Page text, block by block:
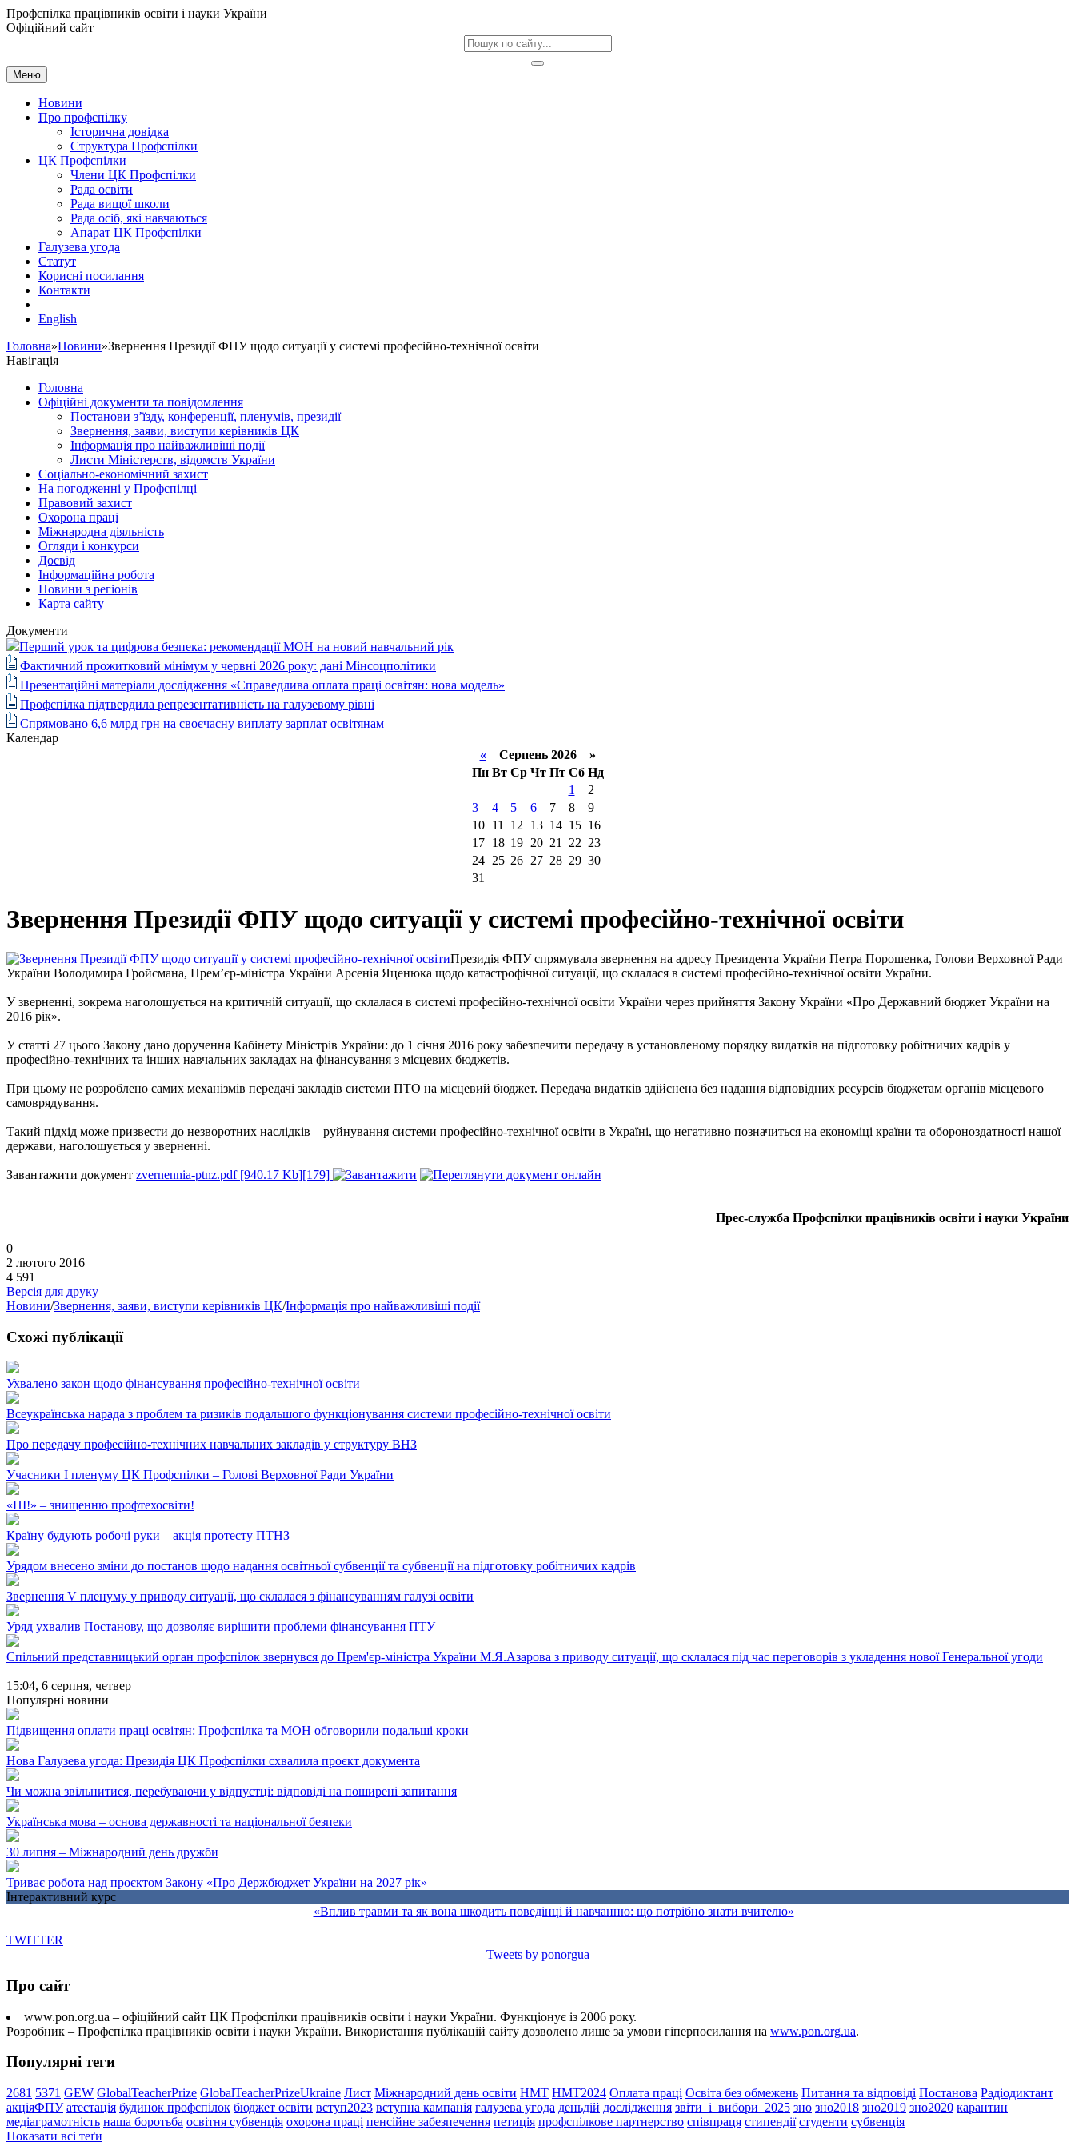
Профспілка працівників освіти і науки України
Офіційний сайт
Меню
Новини
Про профспілку
Історична довідка
Структура Профспілки
ЦК Профспілки
Члени ЦК Профспілки
Рада освіти
Рада вищої школи
Рада осіб, які навчаються
Апарат ЦК Профспілки
Галузева угода
Статут
Корисні посилання
Контакти
English
Головна»Новини»Звернення Президії ФПУ щодо ситуації у системі професійно-технічної освіти
Навігація
Головна
Офіційні документи та повідомлення
Постанови з’їзду, конференції, пленумів, президії
Звернення, заяви, виступи керівників ЦК
Інформація про найважливіші події
Листи Міністерств, відомств України
Соціально-економічний захист
На погодженні у Профспілці
Правовий захист
Охорона праці
Міжнародна діяльність
Огляди і конкурси
Досвід
Інформаційна робота
Новини з регіонів
Карта сайту
Документи
Перший урок та цифрова безпека: рекомендації МОН на новий навчальний рік
Фактичний прожитковий мінімум у червні 2026 року: дані Мінсоцполітики
Презентаційні матеріали дослідження «Справедлива оплата праці освітян: нова модель»
Профспілка підтвердила репрезентативність на галузевому рівні
Спрямовано 6,6 млрд грн на своєчасну виплату зарплат освітянам
Календар
«Серпень 2026 »
Пн Вт Ср Чт Пт Сб Нд
1
2
3
4 5 6 7 8
9
10
11 12 13 14 15 16
17
18 19 20 21 22 23
24
25 26 27 28 29 30
31
Звернення Президії ФПУ щодо ситуації у системі професійно-технічної освіти
Президія ФПУ спрямувала звернення на адресу Президента України Петра Порошенка, Голови Верховної Ради
України Володимира Гройсмана, Прем’єр-міністра України Арсенія Яценюка щодо катастрофічної ситуації, що склалася в системі професійно-технічної освіти України.
У зверненні, зокрема наголошується на критичній ситуації, що склалася в системі професійно-технічної освіти України через прийняття Закону України «Про Державний бюджет України на
2016 рік».
У статті 27 цього Закону дано доручення Кабінету Міністрів України: до 1 січня 2016 року забезпечити передачу в установленому порядку видатків на підготовку робітничих кадрів у
професійно-технічних та інших навчальних закладах на фінансування з місцевих бюджетів.
При цьому не розроблено самих механізмів передачі закладів системи ПТО на місцевий бюджет. Передача видатків здійснена без надання відповідних ресурсів бюджетам органів місцевого
самоврядування.
Такий підхід може призвести до незворотних наслідків – руйнування системи професійно-технічної освіти в Україні, що негативно позначиться на економіці країни та обороноздатності нашої
держави, наголошується у зверненні.
Завантажити документ zvernennia-ptnz.pdf [940.17 Kb][179]
Прес-служба Профспілки працівників освіти і науки України
0
2 лютого 2016
4 591
Версія для друку
Новини/Звернення, заяви, виступи керівників ЦК/Інформація про найважливіші події
Схожі публікації
Ухвалено закон щодо фінансування професійно-технічної освіти
Всеукраїнська нарада з проблем та ризиків подальшого функціонування системи професійно-технічної освіти
Про передачу професійно-технічних навчальних закладів у структуру ВНЗ
Учасники І пленуму ЦК Профспілки – Голові Верховної Ради України
«НІ!» – знищенню профтехосвіти!
Країну будують робочі руки – акція протесту ПТНЗ
Урядом внесено зміни до постанов щодо надання освітньої субвенції та субвенції на підготовку робітничих кадрів
Звернення V пленуму у приводу ситуації, що склалася з фінансуванням галузі освіти
Уряд ухвалив Постанову, що дозволяє вирішити проблеми фінансування ПТУ
Спільний представницький орган профспілок звернувся до Прем'єр-міністра України М.Я.Азарова з приводу ситуації, що склалася під час переговорів з укладення нової Генеральної угоди
15:04, 6 серпня, четвер
Популярні новини
Підвищення оплати праці освітян: Профспілка та МОН обговорили подальші кроки
Нова Галузева угода: Президія ЦК Профспілки схвалила проєкт документа
Чи можна звільнитися, перебуваючи у відпустці: відповіді на поширені запитання
Українська мова – основа державності та національної безпеки
30 липня – Міжнародний день дружби
Триває робота над проєктом Закону «Про Держбюджет України на 2027 рік»
Інтерактивний курс
«Вплив травми та як вона шкодить поведінці й навчанню: що потрібно знати вчителю»
TWITTER
Tweets by ponorgua
Про сайт
www.pon.org.ua – офіційний сайт ЦК Профспілки працівників освіти і науки України. Функціонує із 2006 року.
Розробник – Профспілка працівників освіти і науки України. Використання публікацій сайту дозволено лише за умови гіперпосилання на www.pon.org.ua.
Популярні теги
2681 5371 GEW GlobalTeacherPrize GlobalTeacherPrizeUkraine Лист Міжнародний день освіти НМТ НМТ2024 Оплата праці Освіта без обмежень Питання та відповіді Постанова Радіодиктант
акціяФПУ атестація будинок профспілок бюджет освіти вступ2023 вступна кампанія галузева угода деньдій дослідження звіти_і_вибори_2025 зно зно2018 зно2019 зно2020 карантин
медіаграмотність наша боротьба освітня субвенція охорона праці пенсійне забезпечення петиція профспілкове партнерство співпраця стипендії студенти субвенція
Показати всі теґи